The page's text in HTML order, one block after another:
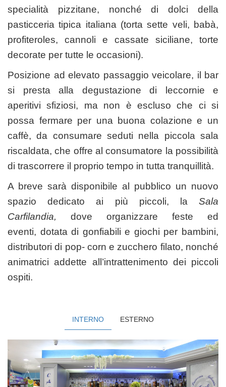
specialità pizzitane, nonché di dolci della
pasticceria tipica italiana (torta sette veli, babà,
profiteroles, cannoli e cassate siciliane, torte
decorate per tutte le occasioni).
Posizione ad elevato passaggio veicolare, il bar
si presta alla degustazione di leccornie e
aperitivi sfiziosi, ma non è escluso che ci si
possa fermare per una buona colazione e un
caffè, da consumare seduti nella piccola sala
riscaldata, che offre al consumatore la possibilità
di trascorrere il proprio tempo in tutta tranquillità.
A breve sarà disponibile al pubblico un nuovo
spazio dedicato ai più piccoli, la Sala
Carfilandia, dove organizzare feste ed
eventi, dotata di gonfiabili e giochi per bambini,
distributori di pop- corn e zucchero filato, nonché
animatrici addette all’intrattenimento dei piccoli
ospiti.
INTERNO ESTERNO